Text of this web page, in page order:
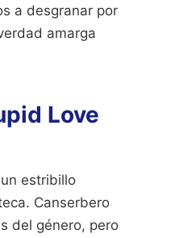
a desgranar por
amarga
Love
estribillo
Canserbero
del género, pero